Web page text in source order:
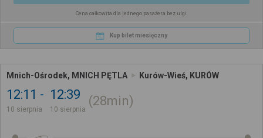
Cena całkowita dla jednego pasażera bez ulgi
Kup bilet miesięczny
Mnich-Ośrodek, MNICH PĘTLA Kurów-Wieś, KURÓW
12:11
10 sierpnia
12:39
10 sierpnia
28min